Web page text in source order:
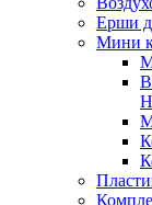
Ерши
Мини